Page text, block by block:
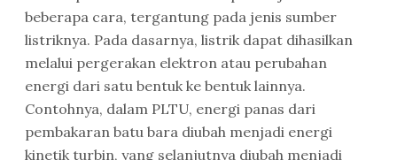
beberapa cara, tergantung pada jenis sumber
listriknya. Pada dasarnya, listrik dapat dihasilkan
melalui pergerakan elektron atau perubahan
energi dari satu bentuk ke bentuk lainnya.
Contohnya, dalam PLTU, energi panas dari
pembakaran batu bara diubah menjadi energi
kinetik turbin, yang selanjutnya diubah menjadi